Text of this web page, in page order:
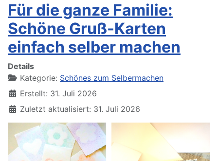
Für die ganze Familie:
Schöne Gruß-Karten
einfach selber machen
Details
Kategorie: Schönes zum Selbermachen
Erstellt: 31. Juli 2026
Zuletzt aktualisiert: 31. Juli 2026